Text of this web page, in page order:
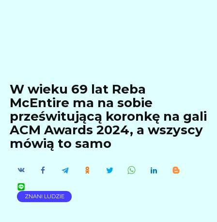
W wieku 69 lat Reba
McEntire ma na sobie
prześwitującą koronkę na gali
ACM Awards 2024, a wszyscy
mówią to samo
ZNANI LUDZIE